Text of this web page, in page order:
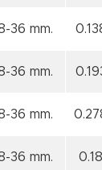
36 mm.
36 mm.
36 mm.
36 mm.